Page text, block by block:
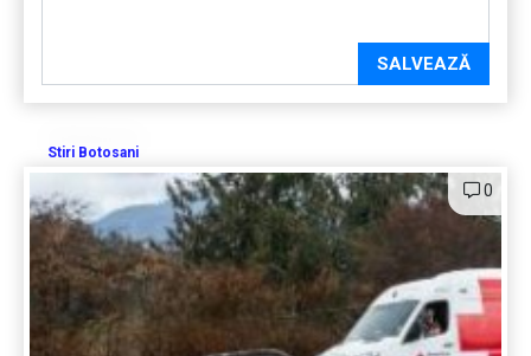
SALVEAZĂ
Stiri Botosani
0